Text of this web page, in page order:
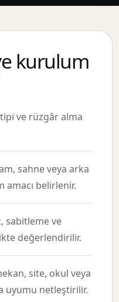
kurulum
ve rüzgâr alma
sahne veya arka
amacı belirlenir.
sabitleme ve
değerlendirilir.
site, okul veya
uyumu netleştirilir.